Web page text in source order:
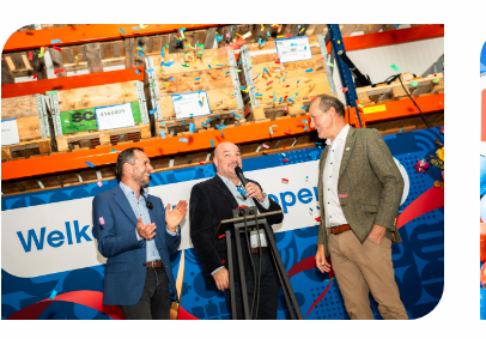
Bekijk
Opening
uitbreiding
Deurne
verstevigt
Brainportpositie